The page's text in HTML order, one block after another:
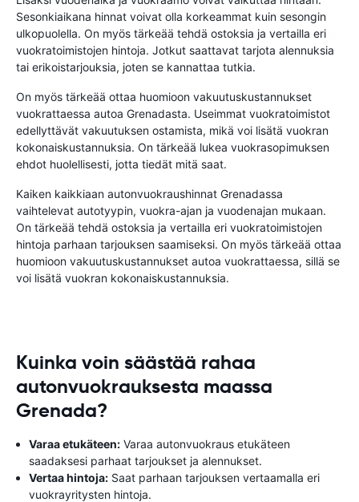
Sesonkiaikana hinnat voivat olla korkeammat kuin sesongin
ulkopuolella. On myös tärkeää tehdä ostoksia ja vertailla eri
vuokratoimistojen hintoja. Jotkut saattavat tarjota alennuksia
tai erikoistarjouksia, joten se kannattaa tutkia.
On myös tärkeää ottaa huomioon vakuutuskustannukset
vuokrattaessa autoa Grenadasta. Useimmat vuokratoimistot
edellyttävät vakuutuksen ostamista, mikä voi lisätä vuokran
kokonaiskustannuksia. On tärkeää lukea vuokrasopimuksen
ehdot huolellisesti, jotta tiedät mitä saat.
Kaiken kaikkiaan autonvuokraushinnat Grenadassa
vaihtelevat autotyypin, vuokra-ajan ja vuodenajan mukaan.
On tärkeää tehdä ostoksia ja vertailla eri vuokratoimistojen
hintoja parhaan tarjouksen saamiseksi. On myös tärkeää ottaa
huomioon vakuutuskustannukset autoa vuokrattaessa, sillä se
voi lisätä vuokran kokonaiskustannuksia.
Kuinka voin säästää rahaa
autonvuokrauksesta maassa
Grenada?
Varaa etukäteen: Varaa autonvuokraus etukäteen
saadaksesi parhaat tarjoukset ja alennukset.
Vertaa hintoja: Saat parhaan tarjouksen vertaamalla eri
vuokrayritysten hintoja.